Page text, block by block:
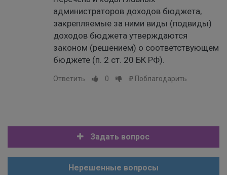
администраторов доходов бюджета,
закрепляемые за ними виды (подвиды)
доходов бюджета утверждаются
законом (решением) о соответствующем
бюджете (п. 2 ст. 20 БК РФ).
Ответить 0 Поблагодарить
Задать вопрос
Нерешенные вопросы